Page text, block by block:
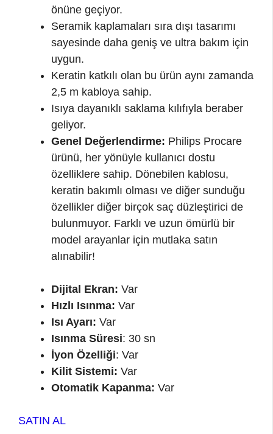
önüne geçiyor.
Seramik kaplamaları sıra dışı tasarımı
sayesinde daha geniş ve ultra bakım için
uygun.
Keratin katkılı olan bu ürün aynı zamanda
2,5 m kabloya sahip.
Isıya dayanıklı saklama kılıfıyla beraber
geliyor.
Genel Değerlendirme: Philips Procare
ürünü, her yönüyle kullanıcı dostu
özelliklere sahip. Dönebilen kablosu,
keratin bakımlı olması ve diğer sunduğu
özellikler diğer birçok saç düzleştirici de
bulunmuyor. Farklı ve uzun ömürlü bir
model arayanlar için mutlaka satın
alınabilir!
Dijital Ekran: Var
Hızlı Isınma: Var
Isı Ayarı: Var
Isınma Süresi: 30 sn
İyon Özelliği: Var
Kilit Sistemi: Var
Otomatik Kapanma: Var
SATIN AL